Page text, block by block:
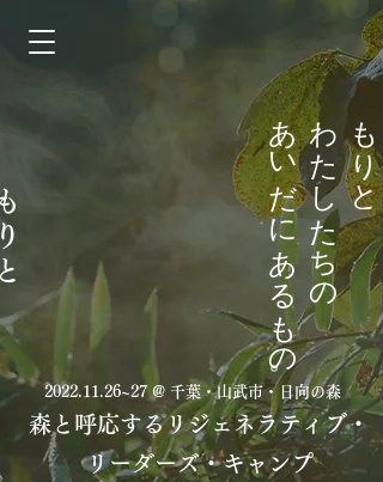
2022.11.26~27 @ 千葉・山武市・日向の森
森と呼応するリジェネラティブ・
リーダーズ・キャンプ
と
もりと
わたしたちの
あいだにあるもの。